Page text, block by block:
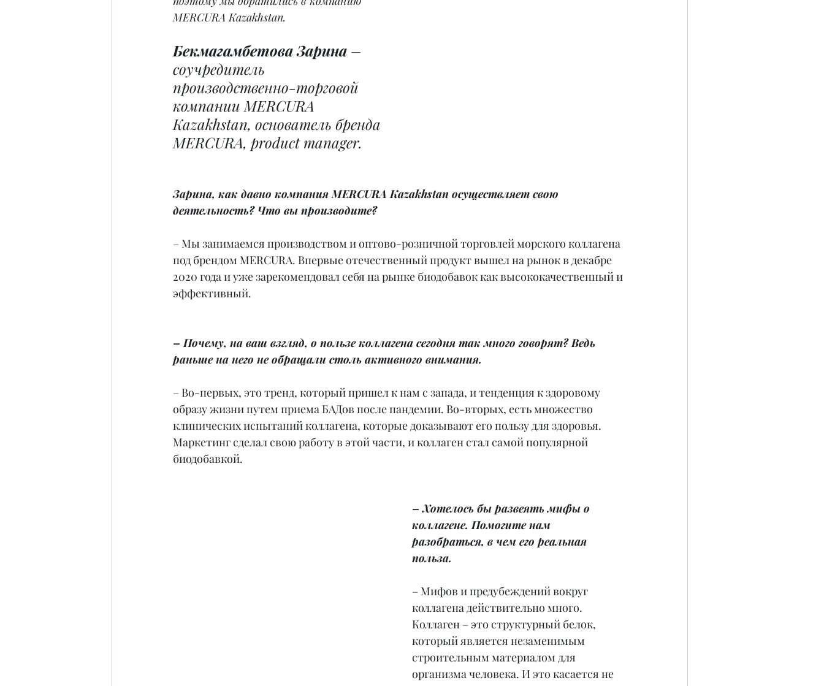
MERCURA Kazakhstan.
Бекмагамбетова Зарина –
соучредитель
производственно-торговой
компании MERCURA
Kazakhstan, основатель бренда
MERCURA, product manager.
Зарина, как давно компания MERCURA Kazakhstan осуществляет свою
деятельность? Что вы производите?
– Мы занимаемся производством и оптово-розничной торговлей морского коллагена
под брендом MERCURA. Впервые отечественный продукт вышел на рынок в декабре
2020 года и уже зарекомендовал себя на рынке биодобавок как высококачественный и
эффективный.
– Почему, на ваш взгляд, о пользе коллагена сегодня так много говорят? Ведь
раньше на него не обращали столь активного внимания.
– Во-первых, это тренд, который пришел к нам с запада, и тенденция к здоровому
образу жизни путем приема БАДов после пандемии. Во-вторых, есть множество
клинических испытаний коллагена, которые доказывают его пользу для здоровья.
Маркетинг сделал свою работу в этой части, и коллаген стал самой популярной
биодобавкой.
– Хотелось бы развеять мифы о
коллагене. Помогите нам
разобраться, в чем его реальная
польза.
– Мифов и предубеждений вокруг
коллагена действительно много.
Коллаген – это структурный белок,
который является незаменимым
строительным материалом для
организма человека. И это касается не